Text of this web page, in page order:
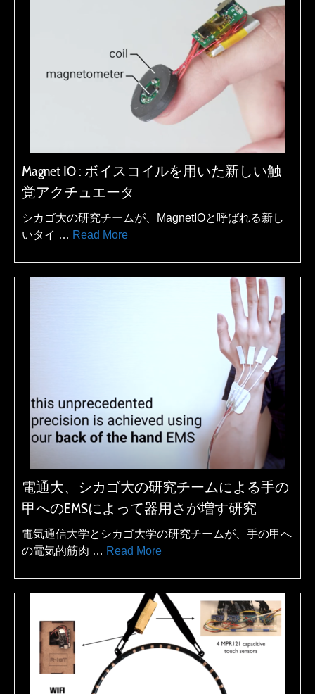
Magnet IO : ボイスコイルを用いた新しい触
覚アクチュエータ
シカゴ大の研究チームが、MagnetIOと呼ばれる新し
いタイ … Read More
電通大、シカゴ大の研究チームによる手の
甲へのEMSによって器用さが増す研究
電気通信大学とシカゴ大学の研究チームが、手の甲へ
の電気的筋肉 … Read More